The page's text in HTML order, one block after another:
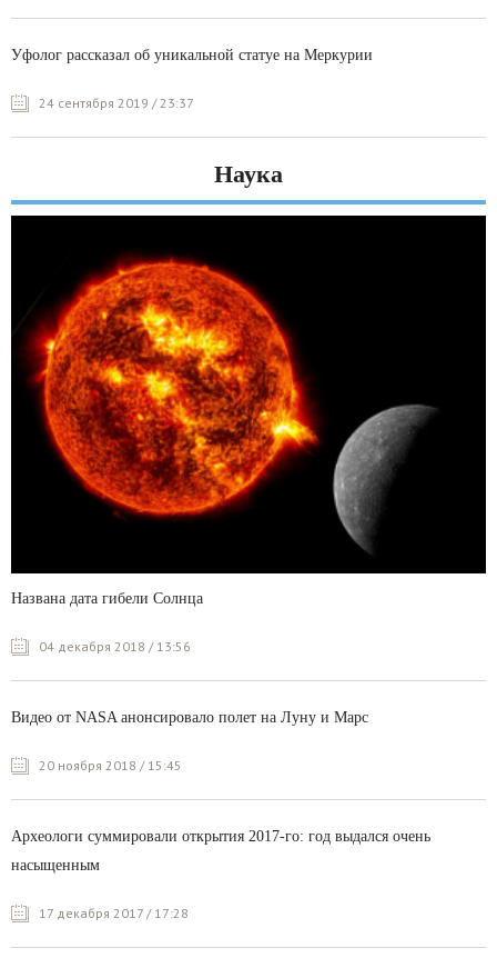
Уфолог рассказал об уникальной статуе на Меркурии
24 сентября 2019 / 23:37
Наука
Названа дата гибели Солнца
04 декабря 2018 / 13:56
Видео от NASA анонсировало полет на Луну и Марс
20 ноября 2018 / 15:45
Археологи суммировали открытия 2017-го: год выдался очень
насыщенным
17 декабря 2017 / 17:28